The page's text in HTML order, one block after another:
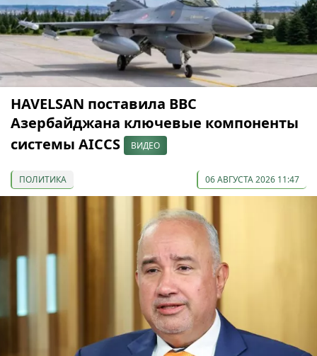
HAVELSAN поставила ВВС
Азербайджана ключевые компоненты
системы AICCS
ВИДЕО
ПОЛИТИКА 06 АВГУСТА 2026 11:47